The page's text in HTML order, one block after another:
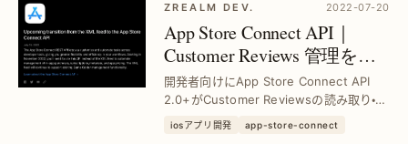
ZREALM DEV. 2022-07-20
App Store Connect API｜
Customer Reviews 管理を強
化：In-app purchases・
Subscriptionsも対応
開発者向けにApp Store Connect API
2.0+がCustomer Reviewsの読み取り・管
理を実現。In-app purchasesや
Subscriptionsも統合し、レビュー対応の
iosアプリ開発 app-store-connect